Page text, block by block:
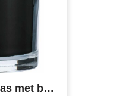
Kaars Riven | Glas met bamboe deksel